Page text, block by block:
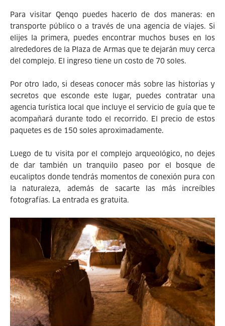
Para visitar Qenqo puedes hacerlo de dos maneras: en
transporte público o a través de una agencia de viajes. Si
elijes la primera, puedes encontrar muchos buses en los
alrededores de la Plaza de Armas que te dejarán muy cerca
del complejo. El ingreso tiene un costo de 70 soles.
Por otro lado, si deseas conocer más sobre las historias y
secretos que esconde este lugar, puedes contratar una
agencia turística local que incluye el servicio de guía que te
acompañará durante todo el recorrido. El precio de estos
paquetes es de 150 soles aproximadamente.
Luego de tu visita por el complejo arqueológico, no dejes
de dar también un tranquilo paseo por el bosque de
eucaliptos donde tendrás momentos de conexión pura con
la naturaleza, además de sacarte las más increíbles
fotografías. La entrada es gratuita.